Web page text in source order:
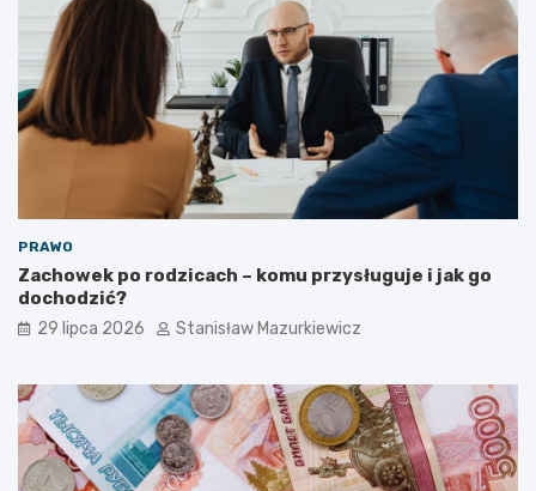
PRAWO
Zachowek po rodzicach – komu przysługuje i jak go
dochodzić?
29 lipca 2026 Stanisław Mazurkiewicz